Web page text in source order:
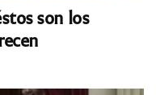
son los